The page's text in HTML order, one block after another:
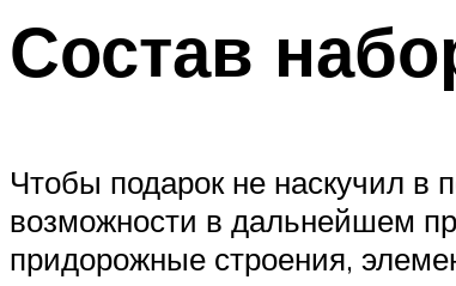
Состав
Чтобы подарок не наскучил в
возможности в дальнейшем
придорожные строения,